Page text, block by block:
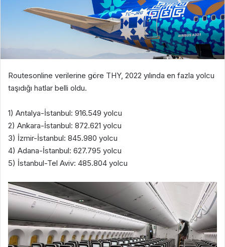
Routesonline verilerine göre THY, 2022 yılında en fazla yolcu
taşıdığı hatlar belli oldu.
1) Antalya-İstanbul: 916.549 yolcu
2) Ankara-İstanbul: 872.621 yolcu
3) İzmir-İstanbul: 845.980 yolcu
4) Adana-İstanbul: 627.795 yolcu
5) İstanbul-Tel Aviv: 485.804 yolcu